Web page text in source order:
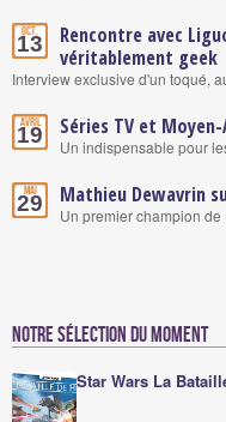
Oct.
13
Rencontre avec
véritablement geek
Interview exclusive d'un toqué,
Avril
19 Séries TV et
Un indispensable pour
Mai
29 Mathieu Dewavrin
Un premier champion
Notre sélection du moment
Star Wars La